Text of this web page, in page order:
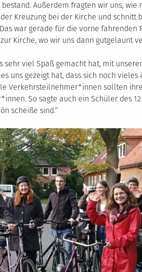
Außerdem fragten wir uns, wie
Kreuzung bei der Kirche und schnitt
war gerade für die vorne
Kirche, wo wir uns dann gutgelaunt
viel Spaß gemacht hat, mit
uns gezeigt hat, dass sich noch
Verkehrsteilnehmer*innen sollten
So sagte auch ein Schüler des
scheiße sind.“